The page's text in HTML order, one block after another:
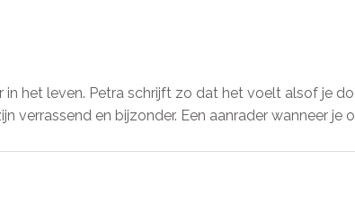
in het leven. Petra schrijft zo dat het voelt alsof je
verrassend en bijzonder. Een aanrader wanneer